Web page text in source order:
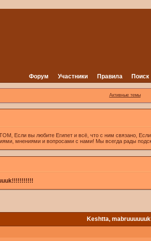
Форум Участники Правила Поиск
Активные темы
Если вы любите Египет и всё, что с ним связано,
мнениями и вопросами с нами! Мы всегда рады
Keshtta,